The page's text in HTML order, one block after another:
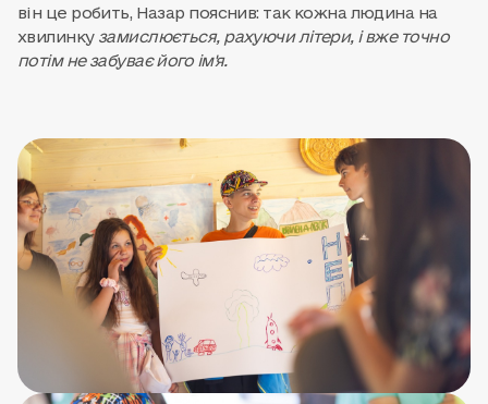
він це робить, Назар пояснив: так кожна людина на
хвилинку замислюється, рахуючи літери, і вже точно
потім не забуває його ім'я.